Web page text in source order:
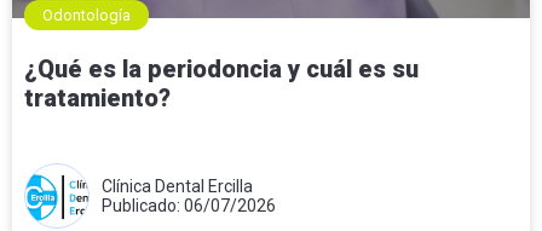
Odontología
¿Qué es la periodoncia y cuál es su
tratamiento?
Clínica Dental Ercilla
Publicado: 06/07/2026